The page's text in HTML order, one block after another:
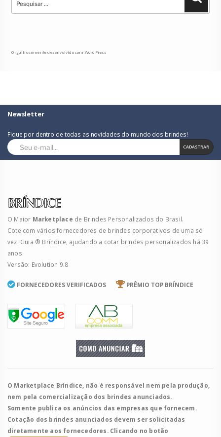
por:
Orgulhosamente desenvolvido com WordPress
Newsletter
Fique por dentro de todas as novidades do mundo dos brindes!
CADASTRAR
O Maior Marketplace de Brindes Personalizados do Brasil.
Cote com vários fornecedores de brindes corporativos de uma só
vez. Guia ® Bríndice, ajudando a cotar brindes personalizados há 39
anos.
Versão: Evolution 9.8
FORNECEDORES VERIFICADOS PRÊMIO TOP BRÍNDICE
O Marketplace Bríndice, não é responsável nem pela produção,
nem pela comercialização dos brindes anunciados.
Somente publica os anúncios das empresas que fornecem.
Cotação dos brindes anunciados devem ser solicitadas
diretamente aos fornecedores. Clicando no botão